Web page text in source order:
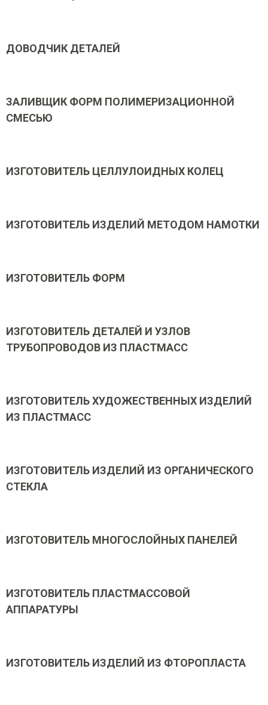
ДОВОДЧИК ДЕТАЛЕЙ
ЗАЛИВЩИК ФОРМ ПОЛИМЕРИЗАЦИОННОЙ
СМЕСЬЮ
ИЗГОТОВИТЕЛЬ ЦЕЛЛУЛОИДНЫХ КОЛЕЦ
ИЗГОТОВИТЕЛЬ ИЗДЕЛИЙ МЕТОДОМ НАМОТКИ
ИЗГОТОВИТЕЛЬ ФОРМ
ИЗГОТОВИТЕЛЬ ДЕТАЛЕЙ И УЗЛОВ
ТРУБОПРОВОДОВ ИЗ ПЛАСТМАСС
ИЗГОТОВИТЕЛЬ ХУДОЖЕСТВЕННЫХ ИЗДЕЛИЙ
ИЗ ПЛАСТМАСС
ИЗГОТОВИТЕЛЬ ИЗДЕЛИЙ ИЗ ОРГАНИЧЕСКОГО
СТЕКЛА
ИЗГОТОВИТЕЛЬ МНОГОСЛОЙНЫХ ПАНЕЛЕЙ
ИЗГОТОВИТЕЛЬ ПЛАСТМАССОВОЙ
АППАРАТУРЫ
ИЗГОТОВИТЕЛЬ ИЗДЕЛИЙ ИЗ ФТОРОПЛАСТА